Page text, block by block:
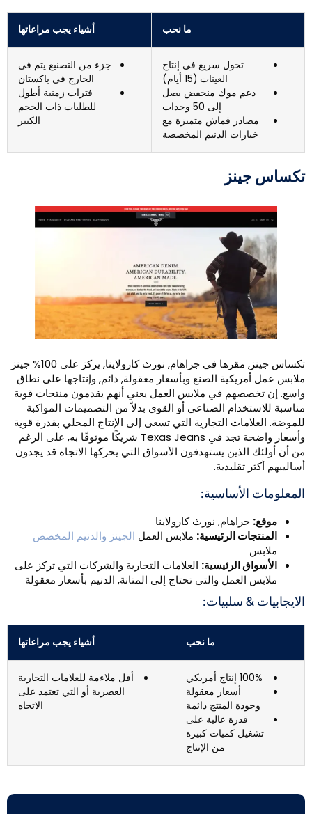
ما نحب أشياء يجب مراعاتها
تحول سريع في إنتاج
العينات (15 أيام)
دعم موك منخفض يصل
إلى 50 وحدات
مصادر قماش متميزة مع
خيارات الدنيم المخصصة
جزء من التصنيع يتم في
الخارج في باكستان
فترات زمنية أطول
للطلبات ذات الحجم
الكبير
جينز
تكساس جينز, مقرها في جراهام, نورث كارولاينا, يركز على 100% جينز
عمل أمريكية الصنع وبأسعار معقولة, دائم, وإنتاجها على نطاق
إن تخصصهم في ملابس العمل يعني أنهم يقدمون منتجات قوية
للاستخدام الصناعي أو القوي بدلاً من التصميمات المواكبة
العلامات التجارية التي تسعى إلى الإنتاج المحلي بقدرة قوية
وأسعار واضحة تجد في Texas Jeans شريكًا موثوقًا به, على الرغم
أن أولئك الذين يستهدفون الأسواق التي يحركها الاتجاه قد يجدون
أكثر تقليدية.
الأساسية:
موقع:جراهام, نورث كارولاينا
المنتجات الرئيسية:ملابس العملالجينز والدنيم المخصص
ملابس
الأسواق الرئيسية:العلامات التجارية والشركات التي تركز على
ملابس العمل والتي تحتاج إلى المتانة, الدنيم بأسعار معقولة
& سلبيات:
ما نحب أشياء يجب مراعاتها
100% إنتاج أمريكي
أسعار معقولة
وجودة المنتج دائمة
قدرة عالية على
تشغيل كميات كبيرة
من الإنتاج
أقل ملاءمة للعلامات التجارية
العصرية أو التي تعتمد على
الاتجاه